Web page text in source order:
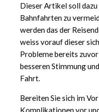
Dieser Artikel soll
Bahnfahrten zu
werden das der
weiss vorauf dieser
Probleme bereits
besseren Stimmung
Fahrt.
Bereiten Sie sich im
Komplikationen vor